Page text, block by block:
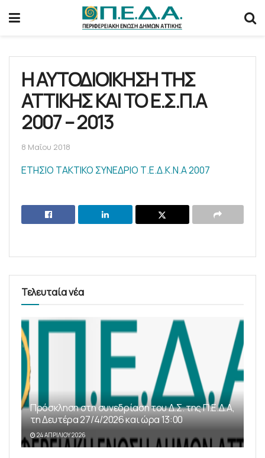
Η ΑΥΤΟΔΙΟΙΚΗΣΗ ΤΗΣ
ΑΤΤΙΚΗΣ ΚΑΙ ΤΟ Ε.Σ.Π.Α
2007 – 2013
8 Μαΐου 2018
ΕΤΗΣΙΟ ΤΑΚΤΙΚΟ ΣΥΝΕΔΡΙΟ Τ.Ε.Δ.Κ.Ν.Α 2007
Τελευταία νέα
Πρόσκληση στη συνεδρίαση του Δ.Σ. της Π.Ε.Δ.Α,
τη Δευτέρα 27/4/2026 και ώρα 13:00
24 ΑΠΡΙΛΊΟΥ 2026